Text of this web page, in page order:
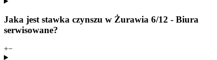
Jaka jest stawka czynszu w Żurawia 6/12 - Biura
serwisowane?
+−